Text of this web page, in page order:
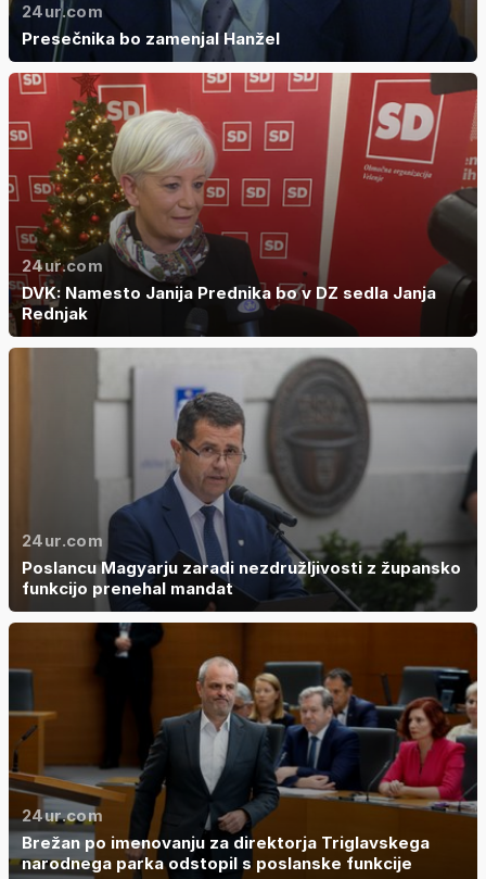
24ur.com
Presečnika bo zamenjal Hanžel
24ur.com
DVK: Namesto Janija Prednika bo v DZ sedla Janja
Rednjak
24ur.com
Poslancu Magyarju zaradi nezdružljivosti z župansko
funkcijo prenehal mandat
24ur.com
Brežan po imenovanju za direktorja Triglavskega
narodnega parka odstopil s poslanske funkcije